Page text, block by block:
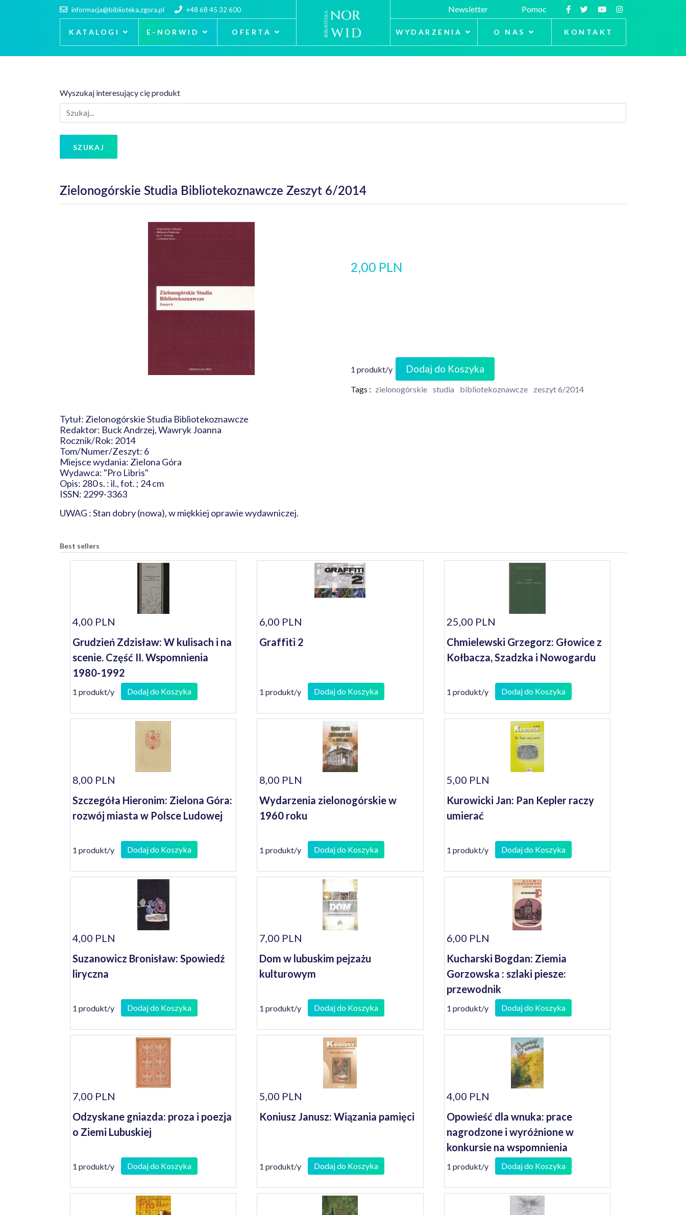
informacja@biblioteka.zgora.pl +48 68 45 32 600
KATALOGI E-NORWID OFERTA
Newsletter Pomoc
WYDARZENIA O NAS KONTAKT
Wyszukaj interesujący cię produkt
SZUKAJ
Zielonogórskie Studia Bibliotekoznawcze Zeszyt 6/2014
2,00 PLN
1 produkt/y Dodaj do Koszyka
Tags : zielonogórskie studia bibliotekoznawcze zeszyt 6/2014
Tytuł: Zielonogórskie Studia Bibliotekoznawcze
Redaktor: Buck Andrzej, Wawryk Joanna
Rocznik/Rok: 2014
Tom/Numer/Zeszyt: 6
Miejsce wydania: Zielona Góra
Wydawca: "Pro Libris"
Opis: 280 s. : il., fot. ; 24 cm
ISSN: 2299-3363
UWAG : Stan dobry (nowa), w miękkiej oprawie wydawniczej.
Best sellers
4,00 PLN
Grudzień Zdzisław: W kulisach i na
scenie. Część II. Wspomnienia
1980-1992
1 produkt/y Dodaj do Koszyka
6,00 PLN
Graffiti 2
1 produkt/y Dodaj do Koszyka
25,00 PLN
Chmielewski Grzegorz: Głowice z
Kołbacza, Szadzka i Nowogardu
1 produkt/y Dodaj do Koszyka
8,00 PLN
Szczegóła Hieronim: Zielona Góra:
rozwój miasta w Polsce Ludowej
1 produkt/y Dodaj do Koszyka
8,00 PLN
Wydarzenia zielonogórskie w
1960 roku
1 produkt/y Dodaj do Koszyka
5,00 PLN
Kurowicki Jan: Pan Kepler raczy
umierać
1 produkt/y Dodaj do Koszyka
4,00 PLN
Suzanowicz Bronisław: Spowiedź
liryczna
1 produkt/y Dodaj do Koszyka
7,00 PLN
Dom w lubuskim pejzażu
kulturowym
1 produkt/y Dodaj do Koszyka
6,00 PLN
Kucharski Bogdan: Ziemia
Gorzowska : szlaki piesze:
przewodnik
1 produkt/y Dodaj do Koszyka
7,00 PLN
Odzyskane gniazda: proza i poezja
o Ziemi Lubuskiej
1 produkt/y Dodaj do Koszyka
5,00 PLN
Koniusz Janusz: Wiązania pamięci
1 produkt/y Dodaj do Koszyka
4,00 PLN
Opowieść dla wnuka: prace
nagrodzone i wyróżnione w
konkursie na wspomnienia
seniorów
1 produkt/y Dodaj do Koszyka